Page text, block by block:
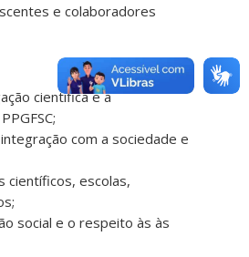
e colaboradores
científica e a
com a sociedade e
científicos, escolas,
social e o respeito às às